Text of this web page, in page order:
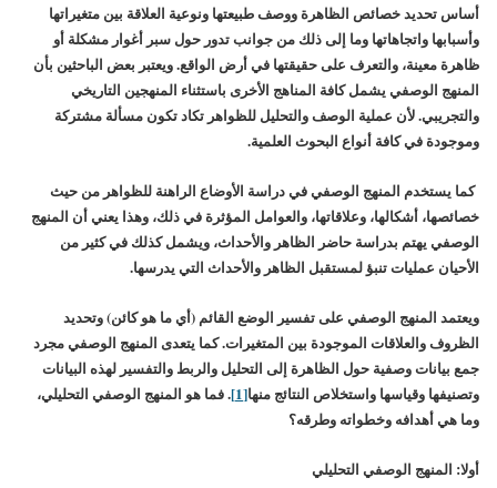
أساس تحديد خصائص الظاهرة ووصف طبيعتها ونوعية العلاقة بين متغيراتها
وأسبابها واتجاهاتها وما إلى ذلك من جوانب تدور حول سبر أغوار مشكلة أو
ظاهرة معينة، والتعرف على حقيقتها في أرض الواقع. ويعتبر بعض الباحثين بأن
المنهج الوصفي يشمل كافة المناهج الأخرى باستثناء المنهجين التاريخي
والتجريبي. لأن عملية الوصف والتحليل للظواهر تكاد تكون مسألة مشتركة
وموجودة في كافة أنواع البحوث العلمية.
كما يستخدم المنهج الوصفي في دراسة الأوضاع الراهنة للظواهر من حيث
خصائصها، أشكالها، وعلاقاتها، والعوامل المؤثرة في ذلك، وهذا يعني أن المنهج
الوصفي يهتم بدراسة حاضر الظاهر والأحداث، ويشمل كذلك في كثير من
الأحيان عمليات تنبؤ لمستقبل الظاهر والأحداث التي يدرسها.
ويعتمد المنهج الوصفي على تفسير الوضع القائم (أي ما هو كائن) وتحديد
الظروف والعلاقات الموجودة بين المتغيرات. كما يتعدى المنهج الوصفي مجرد
جمع بيانات وصفية حول الظاهرة إلى التحليل والربط والتفسير لهذه البيانات
وتصنيفها وقياسها واستخلاص النتائج منها[1] . فما هو المنهج الوصفي التحليلي،
وما هي أهدافه وخطواته وطرقه؟
أولا: المنهج الوصفي التحليلي